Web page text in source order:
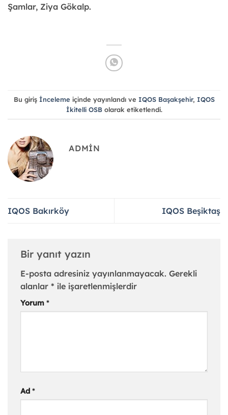
Şamlar, Ziya Gökalp.
Bu giriş İnceleme içinde yayınlandı ve IQOS Başakşehir, IQOS
İkitelli OSBolarak etiketlendi.
ADMIN
IQOS Bakırköy IQOS Beşiktaş
Bir yanıt yazın
E-posta adresiniz yayınlanmayacak. Gerekli
alanlar * ile işaretlenmişlerdir
Yorum *
Ad *